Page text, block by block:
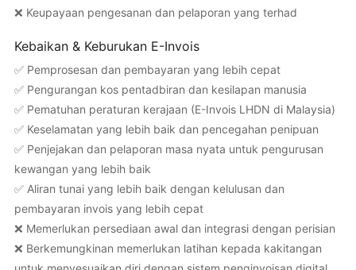
❌ Keupayaan pengesanan dan pelaporan yang terhad
Kebaikan & Keburukan E-Invois
✅ Pemprosesan dan pembayaran yang lebih cepat
✅ Pengurangan kos pentadbiran dan kesilapan manusia
✅ Pematuhan peraturan kerajaan (E-Invois LHDN di Malaysia)
✅ Keselamatan yang lebih baik dan pencegahan penipuan
✅ Penjejakan dan pelaporan masa nyata untuk pengurusan
kewangan yang lebih baik
✅ Aliran tunai yang lebih baik dengan kelulusan dan
pembayaran invois yang lebih cepat
❌ Memerlukan persediaan awal dan integrasi dengan perisian
❌ Berkemungkinan memerlukan latihan kepada kakitangan